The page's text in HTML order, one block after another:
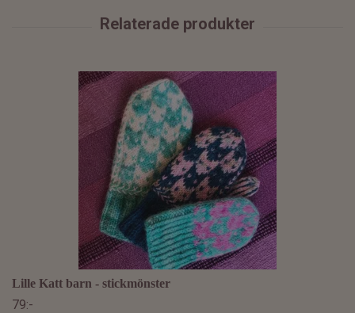
Lille Katt barn - stickmönster
79:-